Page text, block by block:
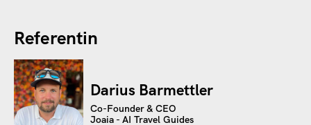
Webinar.pdf
Referentin
Darius Barmettler
Co-Founder & CEO
Joaia - AI Travel Guides